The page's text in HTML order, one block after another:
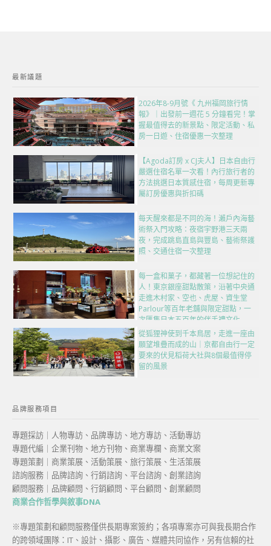
最新議題
2026年8-9月號《 九州福岡旅行情
報》｜出發前一週花 5 分鐘看完！掌
握最值得去的新景點、限定活動、私
房一日遊、住宿優惠一次整理
【Agoda訂房 x CJ夫人】日本自由行
嚴選住宿名單一次看！內行旅行者的
方法挑選日本質感住宿，每周更新專
屬訂房優惠與折扣碼
每天醒來都是不同的海！瀨戶內海藝
術祭入門攻略：夜宿宇野港三天兩
夜，完成跳島直島與豐島、藝術祭護
照、交通住宿一次整理
每一盒和菓子，都藏著一位想記住的
人！東京銀座甜點散策，沿著中央通
走進木村家、空也、虎屋、資生堂
Parlour等百年老舖與限定甜點，一
次匯集日本五百年的伴手禮文化
從狐狸神使到千本鳥居，走進一座由
願望堆疊而成的山｜京都自由行一定
要來的伏見稻荷大社與8個最值得停
留的風景
品牌服務項目
專題採訪｜人物專訪、品牌專訪、地方專訪、活動專訪
專題代編｜企業刊物、地方刊物、商業專欄、商業文案
專題策劃｜商業策展、活動策展、旅行策展、生活策展
諮詢服務｜品牌諮詢、行銷諮詢、平台諮詢、創業諮詢
顧問服務｜品牌顧問、行銷顧問、平台顧問、創業顧問
商業合作哲學與敘事DNA
※專題策劃和顧問服務僅供長期專案簽約；各項專案亦可與我長期合作
的跨領域團隊：IT、設計、攝影、廣告、媒體共同協作，另有信賴的社